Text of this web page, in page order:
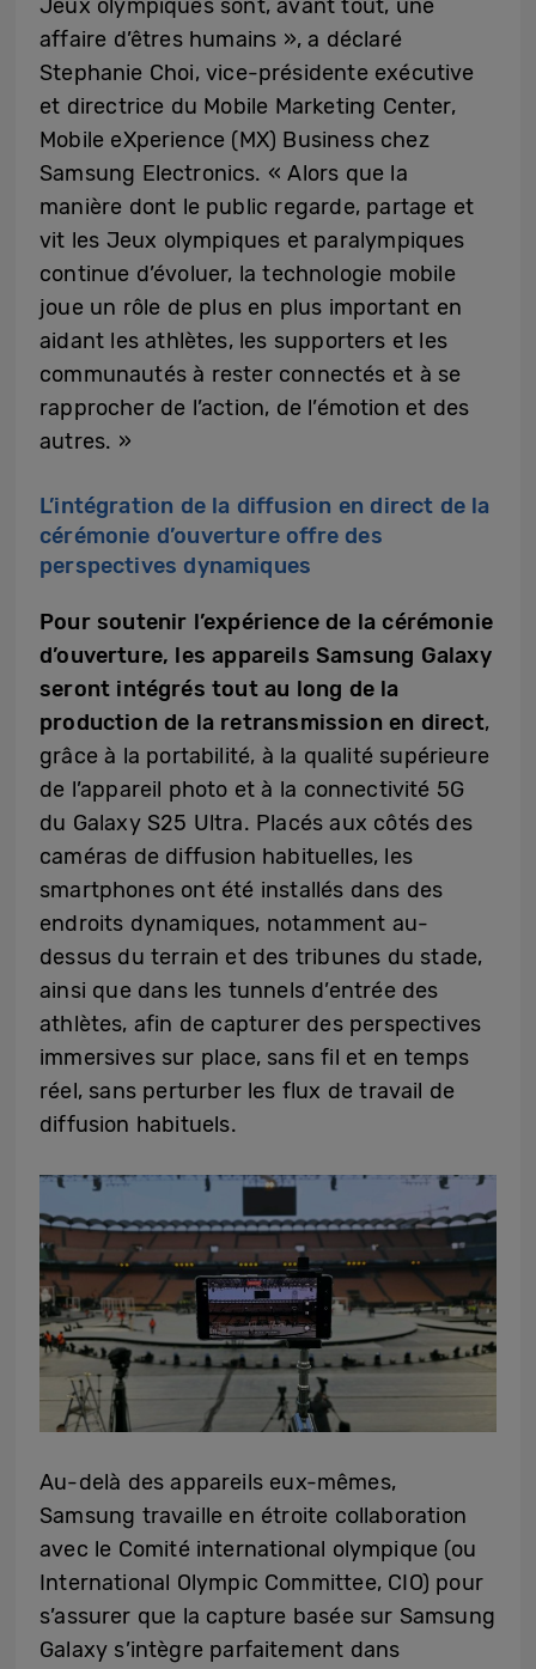
Jeux olympiques sont, avant tout, une
affaire d’êtres humains », a déclaré
Stephanie Choi, vice-présidente exécutive
et directrice du Mobile Marketing Center,
Mobile eXperience (MX) Business chez
Samsung Electronics. « Alors que la
manière dont le public regarde, partage et
vit les Jeux olympiques et paralympiques
continue d’évoluer, la technologie mobile
joue un rôle de plus en plus important en
aidant les athlètes, les supporters et les
communautés à rester connectés et à se
rapprocher de l’action, de l’émotion et des
autres. »
L’intégration de la diffusion en direct de la
cérémonie d’ouverture offre des
perspectives dynamiques
Pour soutenir l’expérience de la cérémonie
d’ouverture, les appareils Samsung Galaxy
seront intégrés tout au long de la
production de la retransmission en direct,
grâce à la portabilité, à la qualité supérieure
de l’appareil photo et à la connectivité 5G
du Galaxy S25 Ultra. Placés aux côtés des
caméras de diffusion habituelles, les
smartphones ont été installés dans des
endroits dynamiques, notamment au-
dessus du terrain et des tribunes du stade,
ainsi que dans les tunnels d’entrée des
athlètes, afin de capturer des perspectives
immersives sur place, sans fil et en temps
réel, sans perturber les flux de travail de
diffusion habituels.
Au-delà des appareils eux-mêmes,
Samsung travaille en étroite collaboration
avec le Comité international olympique (ou
International Olympic Committee, CIO) pour
s’assurer que la capture basée sur Samsung
Galaxy s’intègre parfaitement dans